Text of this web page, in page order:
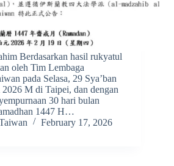
Berdasarkan hasil rukyatul
oleh Tim Lembaga
pada Selasa, 29 Sya’ban
M di Taipei, dan dengan
30 hari bulan
1447 H…
February 17, 2026